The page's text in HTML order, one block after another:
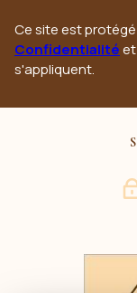
Ce site est protégé
Confidentialité
s'appliquent.